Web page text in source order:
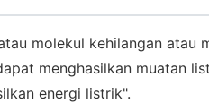
molekul kehilangan atau
menghasilkan muatan
energi listrik".